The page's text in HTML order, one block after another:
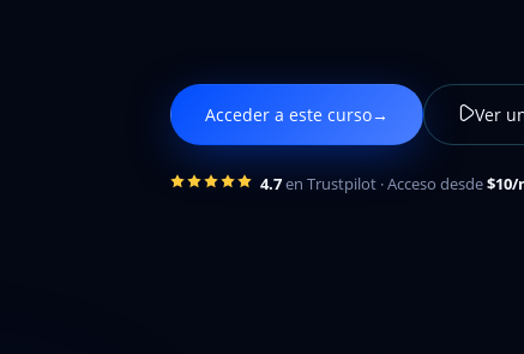
Acceder a este curso→ Ver
4.7en Trustpilot · Acceso desde$10/